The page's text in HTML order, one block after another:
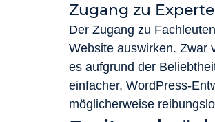
Zugang zu
Der Zugang zu
Website auswirken. Zwar
es aufgrund der
einfacher, WordPress-
möglicherweise